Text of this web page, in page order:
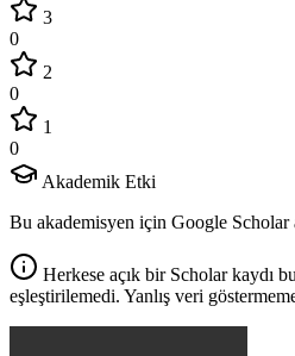
3
0
2
0
1
0
Akademik Etki
Bu akademisyen için Google Scholar
Herkese açık bir Scholar kaydı
eşleştirilemedi. Yanlış veri